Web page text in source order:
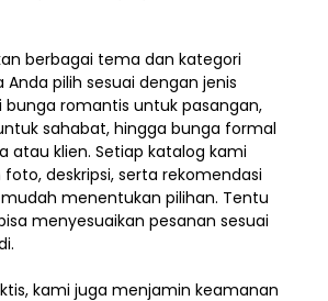
berbagai tema dan kategori
pilih sesuai dengan jenis
bunga romantis untuk pasangan,
sahabat, hingga bunga formal
atau klien. Setiap katalog kami
deskripsi, serta rekomendasi
menentukan pilihan. Tentu
menyesuaikan pesanan sesuai
kami juga menjamin keamanan